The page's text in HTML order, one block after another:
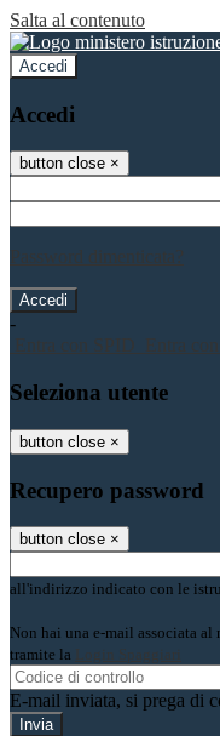
Salta al contenuto
Accedi
Accedi
button close ×
Password dimenticata?
-
Entra con SPID
Entra
Seleziona utente
button close ×
Recupero password
button close ×
all'indirizzo indicato con le
Non hai una e-mail associata
tramite la
Login Spaggiari
E-mail inviata, si prega di